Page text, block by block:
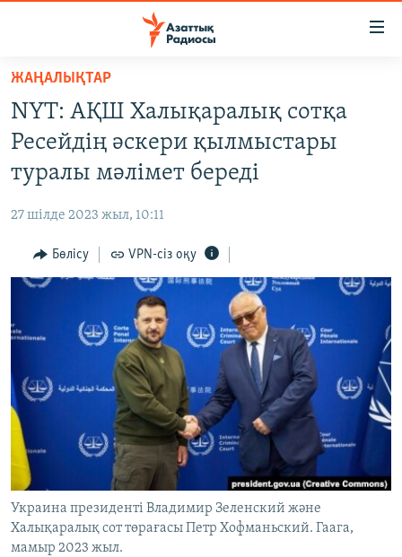
Skip
main
content
main
to
АДАМ ҚҰҚЫҚТАРЫ
ӘЛЕУМЕТ
ӘЛЕМ
АРНАЙЫ ЖОБАЛАР
ЖАЗЫЛЫҢЫЗ
Басқа тілдерде
ЖАҢАЛЫҚТАР
NYT: АҚШ Халықаралық сотқа
Ресейдің әскери қылмыстары
туралы мәлімет береді
27 шілде 2023 жыл, 10:11
Бөлісу VPN-сіз оқу
Украина президенті Владимир Зеленский және
Халықаралық сот төрағасы Петр Хофманьский. Гаага,
мамыр 2023 жыл.